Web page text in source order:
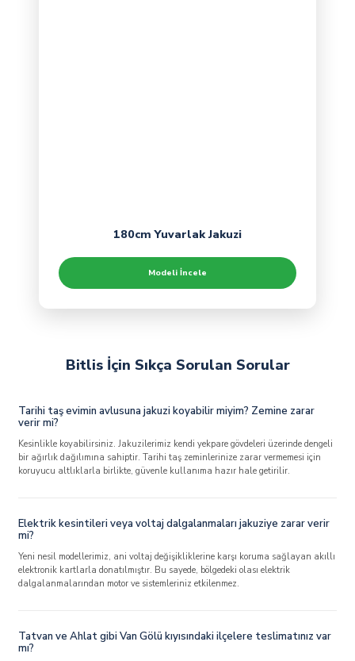
180cm Yuvarlak Jakuzi
Modeli İncele
Bitlis İçin Sıkça Sorulan Sorular
Tarihi taş evimin avlusuna jakuzi koyabilir miyim? Zemine zarar
verir mi?
Kesinlikle koyabilirsiniz. Jakuzilerimiz kendi yekpare gövdeleri üzerinde dengeli
bir ağırlık dağılımına sahiptir. Tarihi taş zeminlerinize zarar vermemesi için
koruyucu altlıklarla birlikte, güvenle kullanıma hazır hale getirilir.
Elektrik kesintileri veya voltaj dalgalanmaları jakuziye zarar verir
mi?
Yeni nesil modellerimiz, ani voltaj değişikliklerine karşı koruma sağlayan akıllı
elektronik kartlarla donatılmıştır. Bu sayede, bölgedeki olası elektrik
dalgalanmalarından motor ve sistemleriniz etkilenmez.
Tatvan ve Ahlat gibi Van Gölü kıyısındaki ilçelere teslimatınız var
mı?